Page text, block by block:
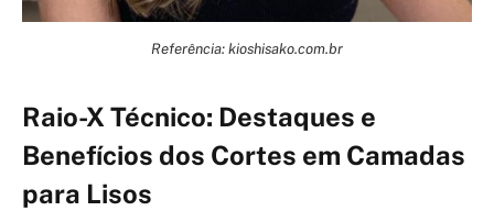
Referência: kioshisako.com.br
Raio-X Técnico: Destaques e
Benefícios dos Cortes em Camadas
para Lisos